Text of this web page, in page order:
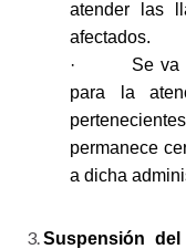
atender las
afectados.
· Se va a
para la
permanece
a dicha
Suspensión